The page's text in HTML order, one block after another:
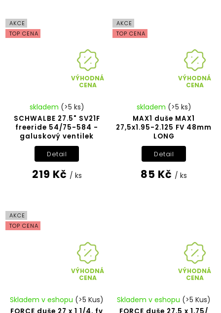
AKCE
TOP CENA
VÝHODNÁ
CENA
SCHWALBE 27.5" SV21F
freeride 54/75-584 -
galuskový ventilek
skladem (>5 ks)
219 Kč / ks
Detail
AKCE
TOP CENA
VÝHODNÁ
CENA
MAX1 duše MAX1
27,5x1.95-2.125 FV 48mm
LONG
skladem (>5 ks)
85 Kč / ks
Detail
AKCE
TOP CENA
VÝHODNÁ
CENA
FORCE duše 27 x 1 1/4, fv
Skladem v eshopu (>5 Kus)
VÝHODNÁ
CENA
FORCE duše 27,5 x 1,75/
Skladem v eshopu (>5 Kus)